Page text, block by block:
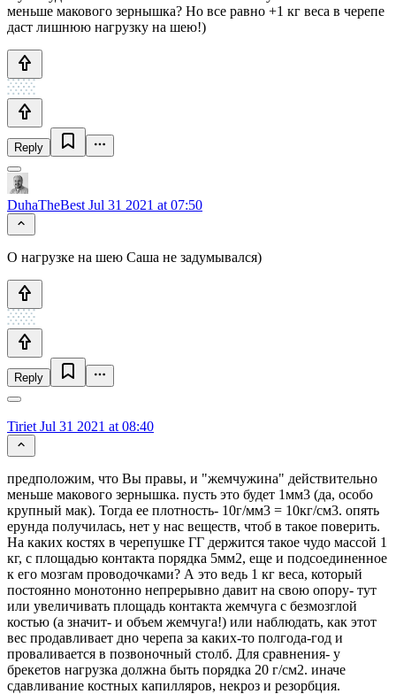
меньше макового зернышка? Но все равно +1 кг веса в черепе
даст лишнюю нагрузку на шею!)
Reply
DuhaTheBest Jul 31 2021 at 07:50
О нагрузке на шею Саша не задумывался)
Reply
Tiriet Jul 31 2021 at 08:40
предположим, что Вы правы, и "жемчужина" действительно
меньше макового зернышка. пусть это будет 1мм3 (да, особо
крупный мак). Тогда ее плотность- 10г/мм3 = 10кг/см3. опять
ерунда получилась, нет у нас веществ, чтоб в такое поверить.
На каких костях в черепушке ГГ держится такое чудо массой 1
кг, с площадью контакта порядка 5мм2, еще и подсоединенное
к его мозгам проводочками? А это ведь 1 кг веса, который
постоянно монотонно непрерывно давит на свою опору- тут
или увеличивать площадь контакта жемчуга с безмозглой
костью (а значит- и объем жемчуга!) или наблюдать, как этот
вес продавливает дно черепа за каких-то полгода-год и
проваливается в позвоночный столб. Для сравнения- у
брекетов нагрузка должна быть порядка 20 г/см2. иначе
сдавливание костных капилляров, некроз и резорбция.